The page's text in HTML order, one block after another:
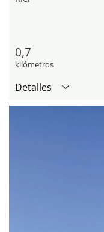
0,7
kilómetros
Detalles